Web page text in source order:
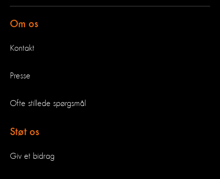
Om os
Kontakt
Presse
Ofte stillede spørgsmål
Støt os
Giv et bidrag